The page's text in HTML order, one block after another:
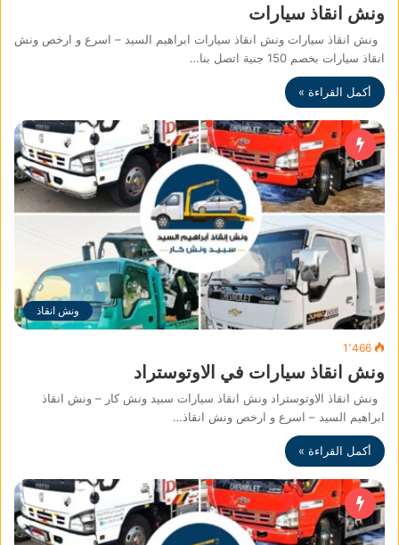
ونش انقاذ سيارات
ونش انقاذ سيارات ونش انقاذ سيارات ابراهيم السيد – اسرع و ارخص ونش
انقاذ سيارات بخصم 150 جنية اتصل بنا…
أكمل القراءة »
ونش انقاذ
1٬466
ونش انقاذ سيارات في الاوتوستراد
ونش انقاذ الاوتوستراد ونش انقاذ سيارات سبيد ونش كار – ونش انقاذ
ابراهيم السيد – اسرع و ارخص ونش انقاذ…
أكمل القراءة »